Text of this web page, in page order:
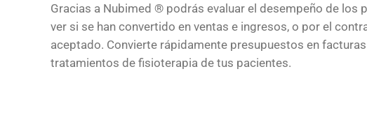
Gracias a Nubimed ® podrás evaluar el desempeño de los
ver si se han convertido en ventas e ingresos, o por el
aceptado. Convierte rápidamente presupuestos en
tratamientos de fisioterapia de tus pacientes.